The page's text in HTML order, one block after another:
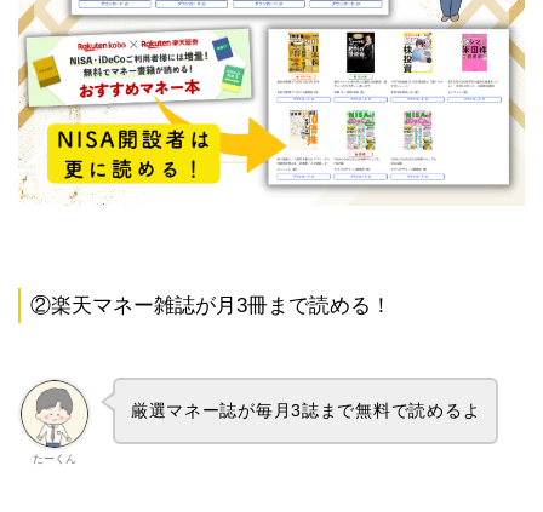
②楽天マネー雑誌が月3冊まで読める！
たーくん
厳選マネー誌が毎月3誌まで無料で読めるよ